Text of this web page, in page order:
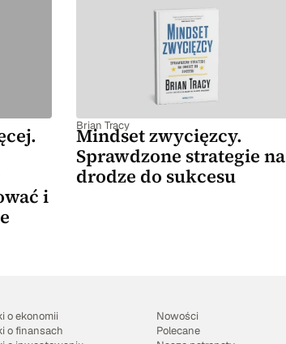
i
Brian Tracy
Mindset zwycięzcy.
Sprawdzone strategie na
drodze do sukcesu
o ekonomii
o finansach
Nowości
Polecane